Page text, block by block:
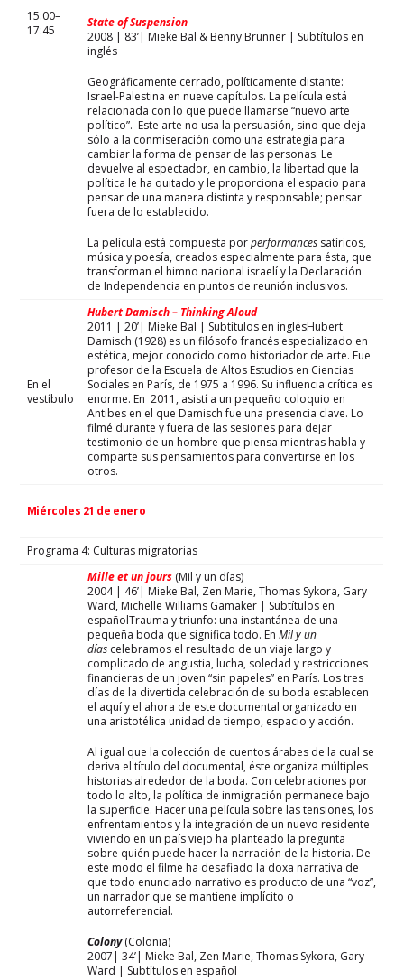
15:00–
17:45
State of Suspension
2008 | 83’| Mieke Bal & Benny Brunner | Subtítulos en
inglés
Geográficamente cerrado, políticamente distante:
Israel-Palestina en nueve capítulos. La película está
relacionada con lo que puede llamarse “nuevo arte
político”. Este arte no usa la persuasión, sino que deja
sólo a la conmiseración como una estrategia para
cambiar la forma de pensar de las personas. Le
devuelve al espectador, en cambio, la libertad que la
política le ha quitado y le proporciona el espacio para
pensar de una manera distinta y responsable; pensar
fuera de lo establecido.
La película está compuesta porperformancessatíricos,
música y poesía, creados especialmente para ésta, que
transforman el himno nacional israelí y la Declaración
de Independencia en puntos de reunión inclusivos.
En el
vestíbulo
Hubert Damisch – Thinking Aloud
2011 | 20’| Mieke Bal | Subtítulos en inglésHubert
Damisch (1928) es un filósofo francés especializado en
estética, mejor conocido como historiador de arte. Fue
profesor de la Escuela de Altos Estudios en Ciencias
Sociales en París, de 1975 a 1996. Su influencia crítica es
enorme. En 2011, asistí a un pequeño coloquio en
Antibes en el que Damisch fue una presencia clave. Lo
filmé durante y fuera de las sesiones para dejar
testimonio de un hombre que piensa mientras habla y
comparte sus pensamientos para convertirse en los
otros.
Miércoles 21 de enero
Programa 4: Culturas migratorias
Mille et un jours (Mil y un días)
2004 | 46’| Mieke Bal, Zen Marie, Thomas Sykora, Gary
Ward, Michelle Williams Gamaker | Subtítulos en
españolTrauma y triunfo: una instantánea de una
pequeña boda que significa todo. En Mil y un
díascelebramos el resultado de un viaje largo y
complicado de angustia, lucha, soledad y restricciones
financieras de un joven “sin papeles” en París. Los tres
días de la divertida celebración de su boda establecen
el aquí y el ahora de este documental organizado en
una aristotélica unidad de tiempo, espacio y acción.
Al igual que la colección de cuentos árabes de la cual se
deriva el título del documental, éste organiza múltiples
historias alrededor de la boda. Con celebraciones por
todo lo alto, la política de inmigración permanece bajo
la superficie. Hacer una película sobre las tensiones, los
enfrentamientos y la integración de un nuevo residente
viviendo en un país viejo ha planteado la pregunta
sobre quién puede hacer la narración de la historia. De
este modo el filme ha desafiado la doxa narrativa de
que todo enunciado narrativo es producto de una “voz”,
un narrador que se mantiene implícito o
autorreferencial.
Colony(Colonia)
2007| 34’| Mieke Bal, Zen Marie, Thomas Sykora, Gary
Ward | Subtítulos en español